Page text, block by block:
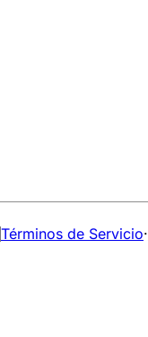
Términos de Servicio·